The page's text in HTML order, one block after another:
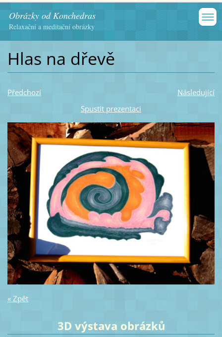
Obrázky od Konchedras
Relaxační a meditační obrázky
Hlas na dřevě
Předchozí
Následující
Spustit prezentaci
« Zpět
3D výstava obrázků